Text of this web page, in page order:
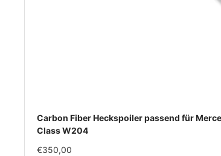
Carbon Fiber Heckspoiler passend für
Class W204
Im
€350,00